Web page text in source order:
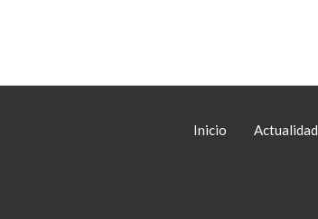
Inicio Actualidad